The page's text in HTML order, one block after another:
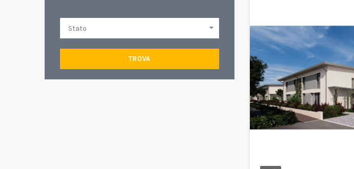
TROVA